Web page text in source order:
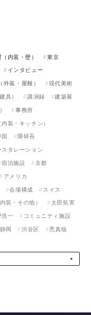
内装・壁）
東京
インタビュー
外装・屋根）
現代美術
具） 講演録
建築展
事務所
装・キッチン）
国
隈研吾
スタレーション
宿泊施設
京都
アメリカ
会場構成
スイス
装・その他）
太田拓実
浩一
コミュニティ施設
静岡 渋谷区 禿真哉